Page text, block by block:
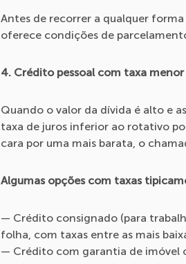
Antes de recorrer a qualquer
oferece condições de
4. Crédito pessoal com taxa menor
Quando o valor da dívida é alto e
taxa de juros inferior ao rotativo
cara por uma mais barata, o
Algumas opções com taxas
— Crédito consignado (para
folha, com taxas entre as mais
— Crédito com garantia de imóvel